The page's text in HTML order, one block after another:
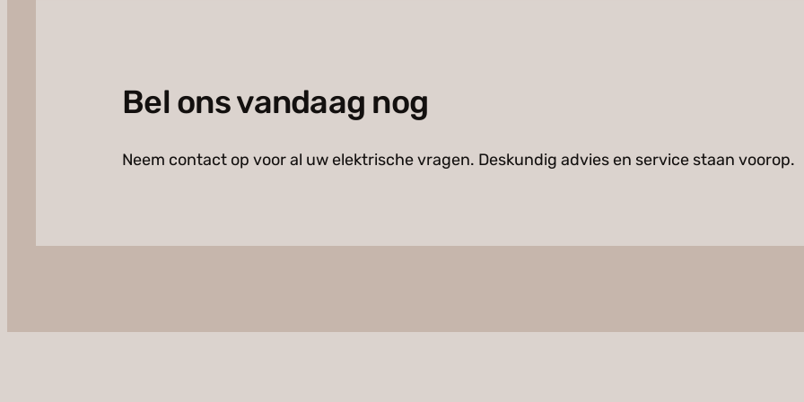
Bel ons vandaag nog
Neem contact op voor al uw elektrische vragen. Deskundig advies en service staan voorop.